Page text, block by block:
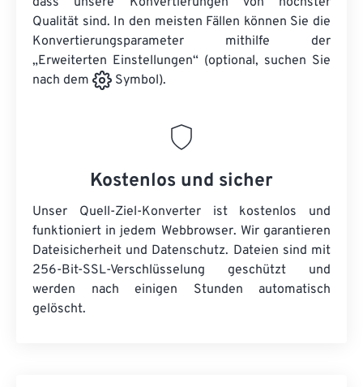
Qualität sind. In den meisten Fällen können Sie die
Konvertierungsparameter mithilfe der
„Erweiterten Einstellungen“ (optional, suchen Sie
nach dem
Symbol).
Kostenlos und sicher
Unser Quell-Ziel-Konverter ist kostenlos und
funktioniert in jedem Webbrowser. Wir garantieren
Dateisicherheit und Datenschutz. Dateien sind mit
256-Bit-SSL-Verschlüsselung geschützt und
werden nach einigen Stunden automatisch
gelöscht.